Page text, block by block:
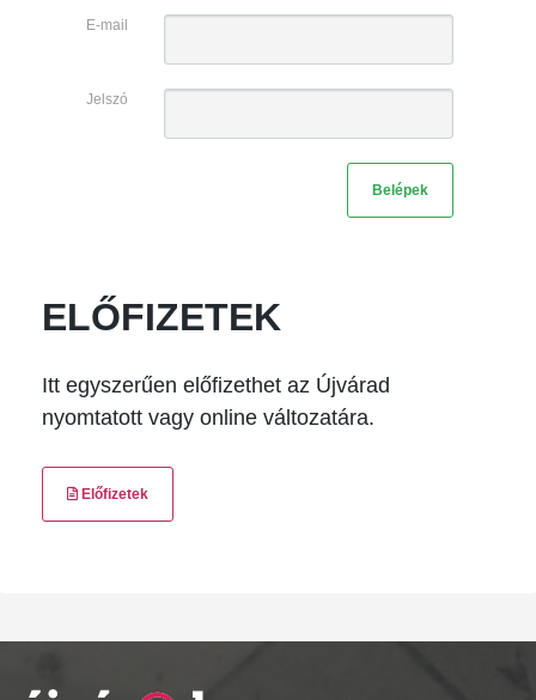
E-mail
Jelszó
ELŐFIZETEK
Itt egyszerűen előfizethet az Újvárad
nyomtatott vagy online változatára.
Előfizetek